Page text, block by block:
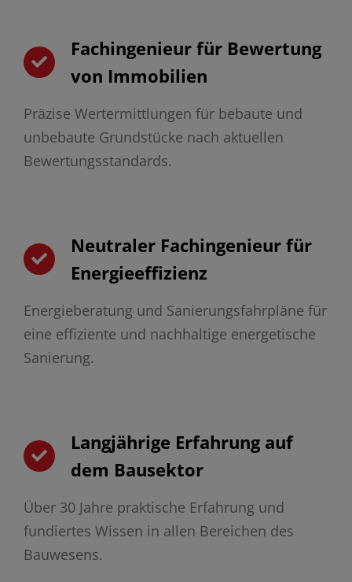
Fachingenieur für Bewertung
von Immobilien
Präzise Wertermittlungen für bebaute und
unbebaute Grundstücke nach aktuellen
Bewertungsstandards.
Neutraler Fachingenieur für
Energieeffizienz
Energieberatung und Sanierungsfahrpläne für
eine effiziente und nachhaltige energetische
Sanierung.
Langjährige Erfahrung auf
dem Bausektor
Über 30 Jahre praktische Erfahrung und
fundiertes Wissen in allen Bereichen des
Bauwesens.